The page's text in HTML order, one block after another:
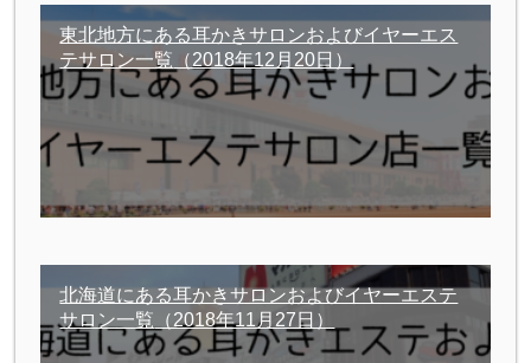
東北地方にある耳かきサロンおよびイヤーエス
テサロン一覧 （2018年12月20日）
北海道にある耳かきサロンおよびイヤーエステ
サロン一覧 （2018年11月27日）